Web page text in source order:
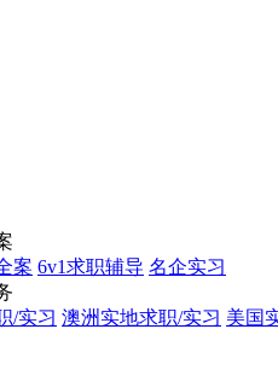
案 6v1求职辅导 名企实习
/实习 澳洲实地求职/实习 美国